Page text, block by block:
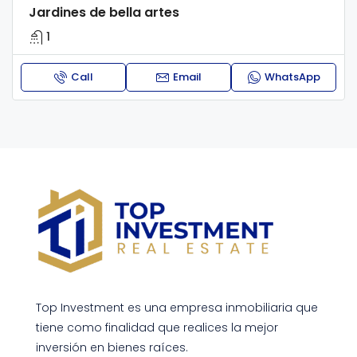
Jardines de bella artes
1
Call Email WhatsApp
Top Investment es una empresa inmobiliaria que
tiene como finalidad que realices la mejor
inversión en bienes raíces.